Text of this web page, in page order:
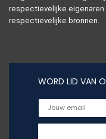
respectievelijke
respectievelijke bronnen.
WORD LID VAN